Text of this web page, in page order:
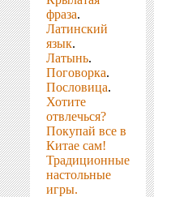
фраза.
Латинский
язык.
Латынь.
Поговорка.
Пословица.
Хотите
отвлечься?
Покупай все в
Китае сам!
Традиционные
настольные
игры.